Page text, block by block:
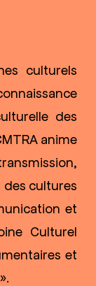
culturels
des
anime
cultures
et
Culturel
et